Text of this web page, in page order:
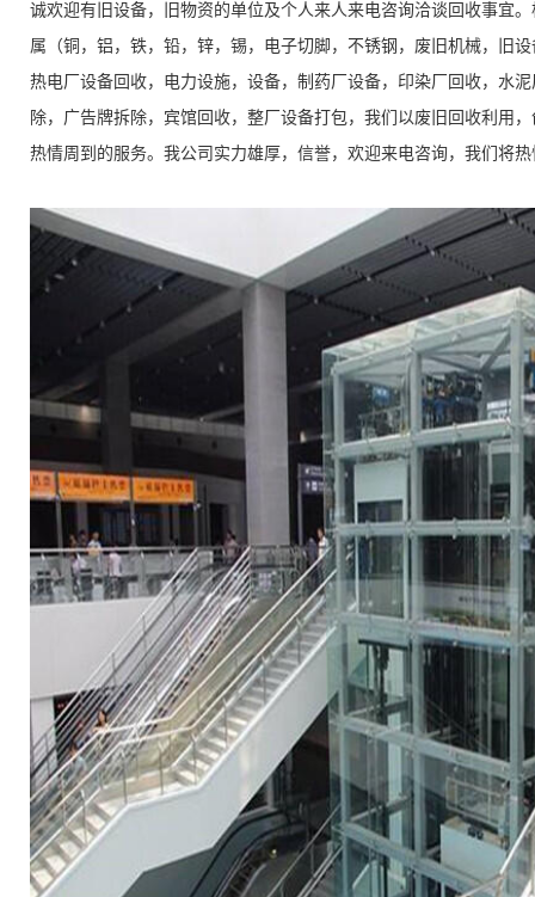
诚欢迎有旧设备，旧物资的单位及个人来人来电咨询洽谈回收事宜
属（铜，铝，铁，铅，锌，锡，电子切脚，不锈钢，废旧机械，旧
热电厂设备回收，电力设施，设备，制药厂设备，印染厂回收，水
除，广告牌拆除，宾馆回收，整厂设备打包，我们以废旧回收利用
热情周到的服务。我公司实力雄厚，信誉，欢迎来电咨询，我们将